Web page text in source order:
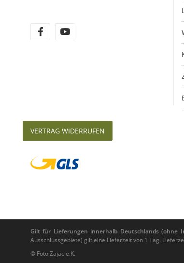
VERTRAG WIDERRUFEN
Gilt für Lieferungen innerhalb Deutschlands (ohne
Ausschlussgebiete) gilt eine Lieferzeit von 1 Tag.
© Foto Zajac e.K.